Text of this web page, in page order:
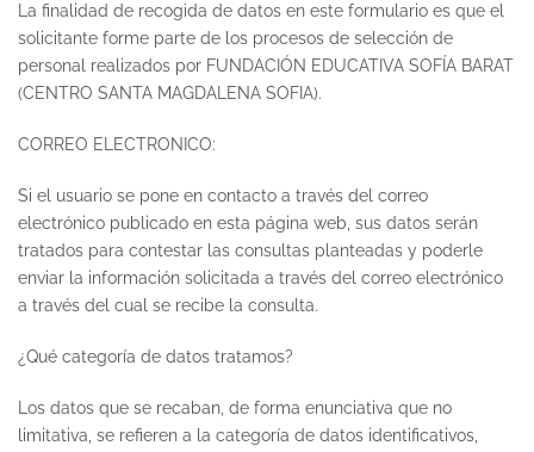
La finalidad de recogida de datos en este formulario es que el
solicitante forme parte de los procesos de selección de
personal realizados por FUNDACIÓN EDUCATIVA SOFÍA BARAT
(CENTRO SANTA MAGDALENA SOFIA).
CORREO ELECTRONICO:
Si el usuario se pone en contacto a través del correo
electrónico publicado en esta página web, sus datos serán
tratados para contestar las consultas planteadas y poderle
enviar la información solicitada a través del correo electrónico
a través del cual se recibe la consulta.
¿Qué categoría de datos tratamos?
Los datos que se recaban, de forma enunciativa que no
limitativa, se refieren a la categoría de datos identificativos,